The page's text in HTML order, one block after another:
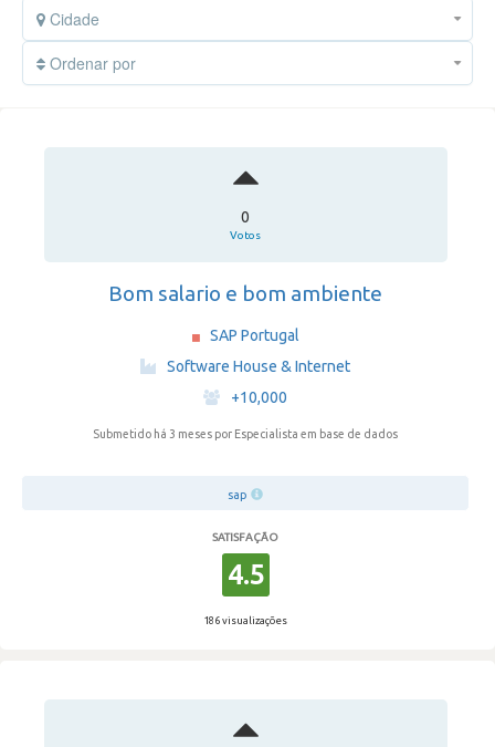
Cidade
Ordenar por
0
Votos
Bom salario e bom ambiente
SAP Portugal
Software House & Internet
·
+10,000
Submetido há 3 meses por Especialista em base de dados
sap
SATISFAÇÃO
4.5
186 visualizações